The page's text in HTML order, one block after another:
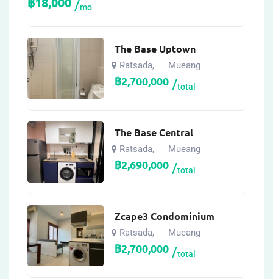
mo
The Base Uptown
Ratsada, Mueang
฿2,700,000 total
The Base Central
Ratsada, Mueang
฿2,690,000 total
Zcape3 Condominium
Ratsada, Mueang
฿2,700,000 total